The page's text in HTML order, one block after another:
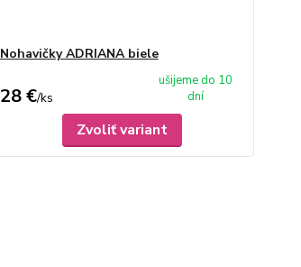
Nohavičky ADRIANA biele
28 €/ks
ušijeme do 10
dní
Zvoliť variant